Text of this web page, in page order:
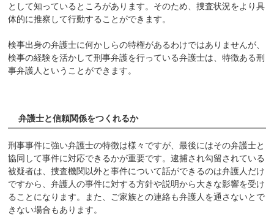
として知っているところがあります。そのため、捜査状況をより具
体的に推察して行動することができます。
検事出身の弁護士に何かしらの特権があるわけではありませんが、
検事の経験を活かして刑事弁護を行っている弁護士は、特徴ある刑
事弁護人ということができます。
弁護士と信頼関係をつくれるか
刑事事件に強い弁護士の特徴は様々ですが、最後にはその弁護士と
協同して事件に対応できるかが重要です。逮捕され勾留されている
被疑者は、捜査機関以外と事件について話ができるのは弁護人だけ
ですから、弁護人の事件に対する方針や説明から大きな影響を受け
ることになります。また、ご家族との連絡も弁護人を通さないとで
きない場合もあります。